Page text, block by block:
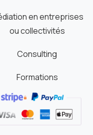
en entreprises
ou collectivités
Consulting
Formations